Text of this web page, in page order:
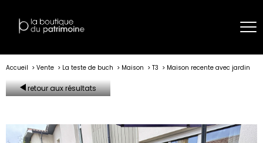
Accueil Vente La teste de buch Maison T3 Maison recente avec jardin
retour aux résultats